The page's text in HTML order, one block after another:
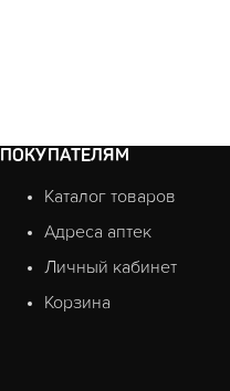
ПОКУПАТЕЛЯМ
Каталог товаров
Адреса аптек
Личный кабинет
Корзина